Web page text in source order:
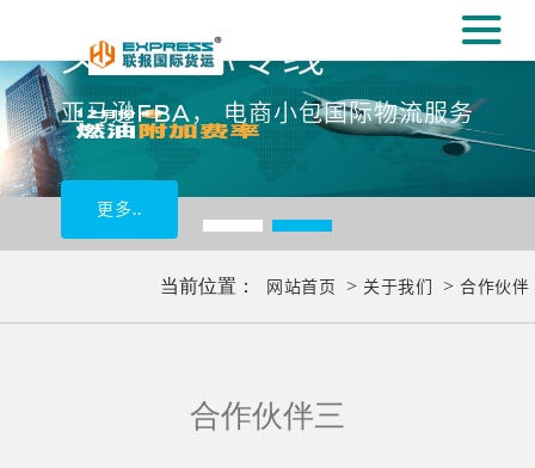
义乌国际专线
亚马逊FBA， 电商小包国际物流服务
更多..
当前位置： 网站首页 > 关于我们 > 合作伙伴
合作伙伴三